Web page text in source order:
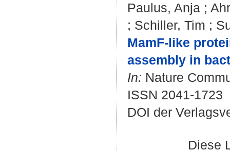
Paulus, Anja ;
; Schiller, Tim ;
MamF-like
assembly in
In: Nature
ISSN 2041-1723
DOI der
Diese